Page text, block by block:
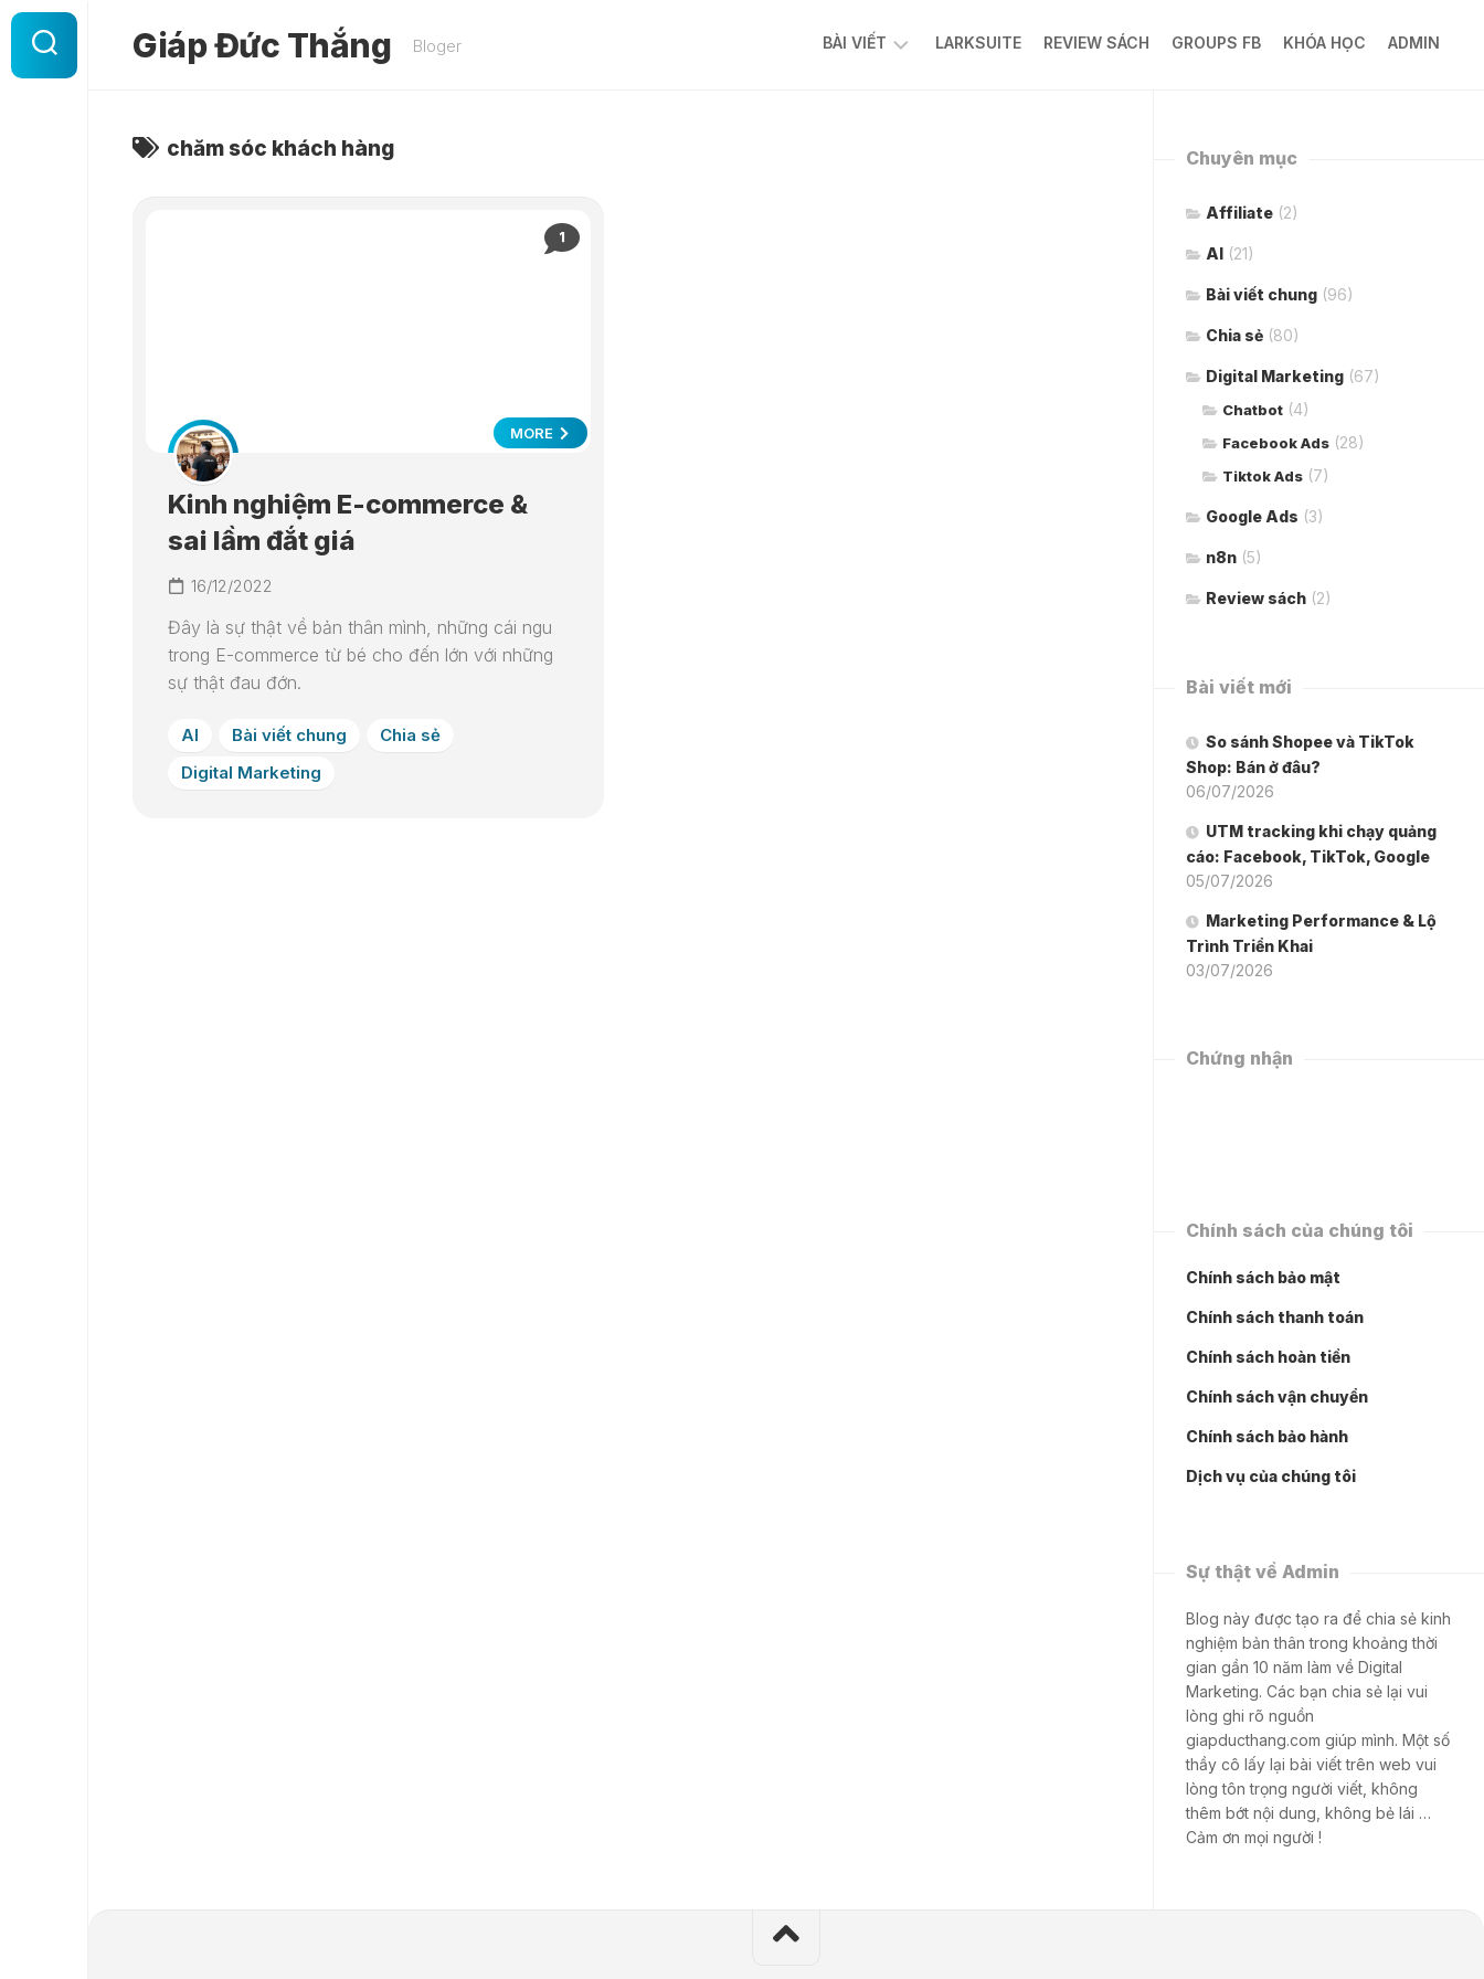
Skip
content
Giáp Đức Thắng Bloger BÀI VIẾT LARKSUITE REVIEW SÁCH GROUPS FB KHÓA HỌC ADMIN
chăm sóc khách hàng
1
MORE
Kinh nghiệm E-commerce &
sai lầm đắt giá
16/12/2022
Đây là sự thật về bản thân mình, những cái ngu
trong E-commerce từ bé cho đến lớn với những
sự thật đau đớn.
AI Bài viết chung
Chia sẻ
Digital Marketing
Chuyên mục
Affiliate (2)
AI (21)
Bài viết chung (96)
Chia sẻ (80)
Digital Marketing (67)
Chatbot (4)
Facebook Ads (28)
Tiktok Ads (7)
Google Ads (3)
n8n (5)
Review sách (2)
Bài viết mới
So sánh Shopee và TikTok
Shop: Bán ở đâu?
06/07/2026
UTM tracking khi chạy quảng
cáo: Facebook, TikTok, Google
05/07/2026
Marketing Performance & Lộ
Trình Triển Khai
03/07/2026
Chứng nhận
Chính sách của chúng tôi
Chính sách bảo mật
Chính sách thanh toán
Chính sách hoàn tiền
Chính sách vận chuyển
Chính sách bảo hành
Dịch vụ của chúng tôi
Sự thật về Admin
Blog này được tạo ra để chia sẻ kinh
nghiệm bản thân trong khoảng thời
gian gần 10 năm làm về Digital
Marketing. Các bạn chia sẻ lại vui
lòng ghi rõ nguồn
giapducthang.com giúp mình. Một số
thầy cô lấy lại bài viết trên web vui
lòng tôn trọng người viết, không
thêm bớt nội dung, không bẻ lái …
Cảm ơn mọi người !